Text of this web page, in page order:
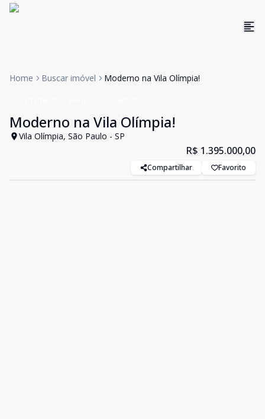
Home Buscar imóvel Moderno na Vila Olímpia!
Moderno na Vila Olímpia!
Vila Olímpia, São Paulo - SP
R$ 1.395.000,00
Compartilhar Favorito